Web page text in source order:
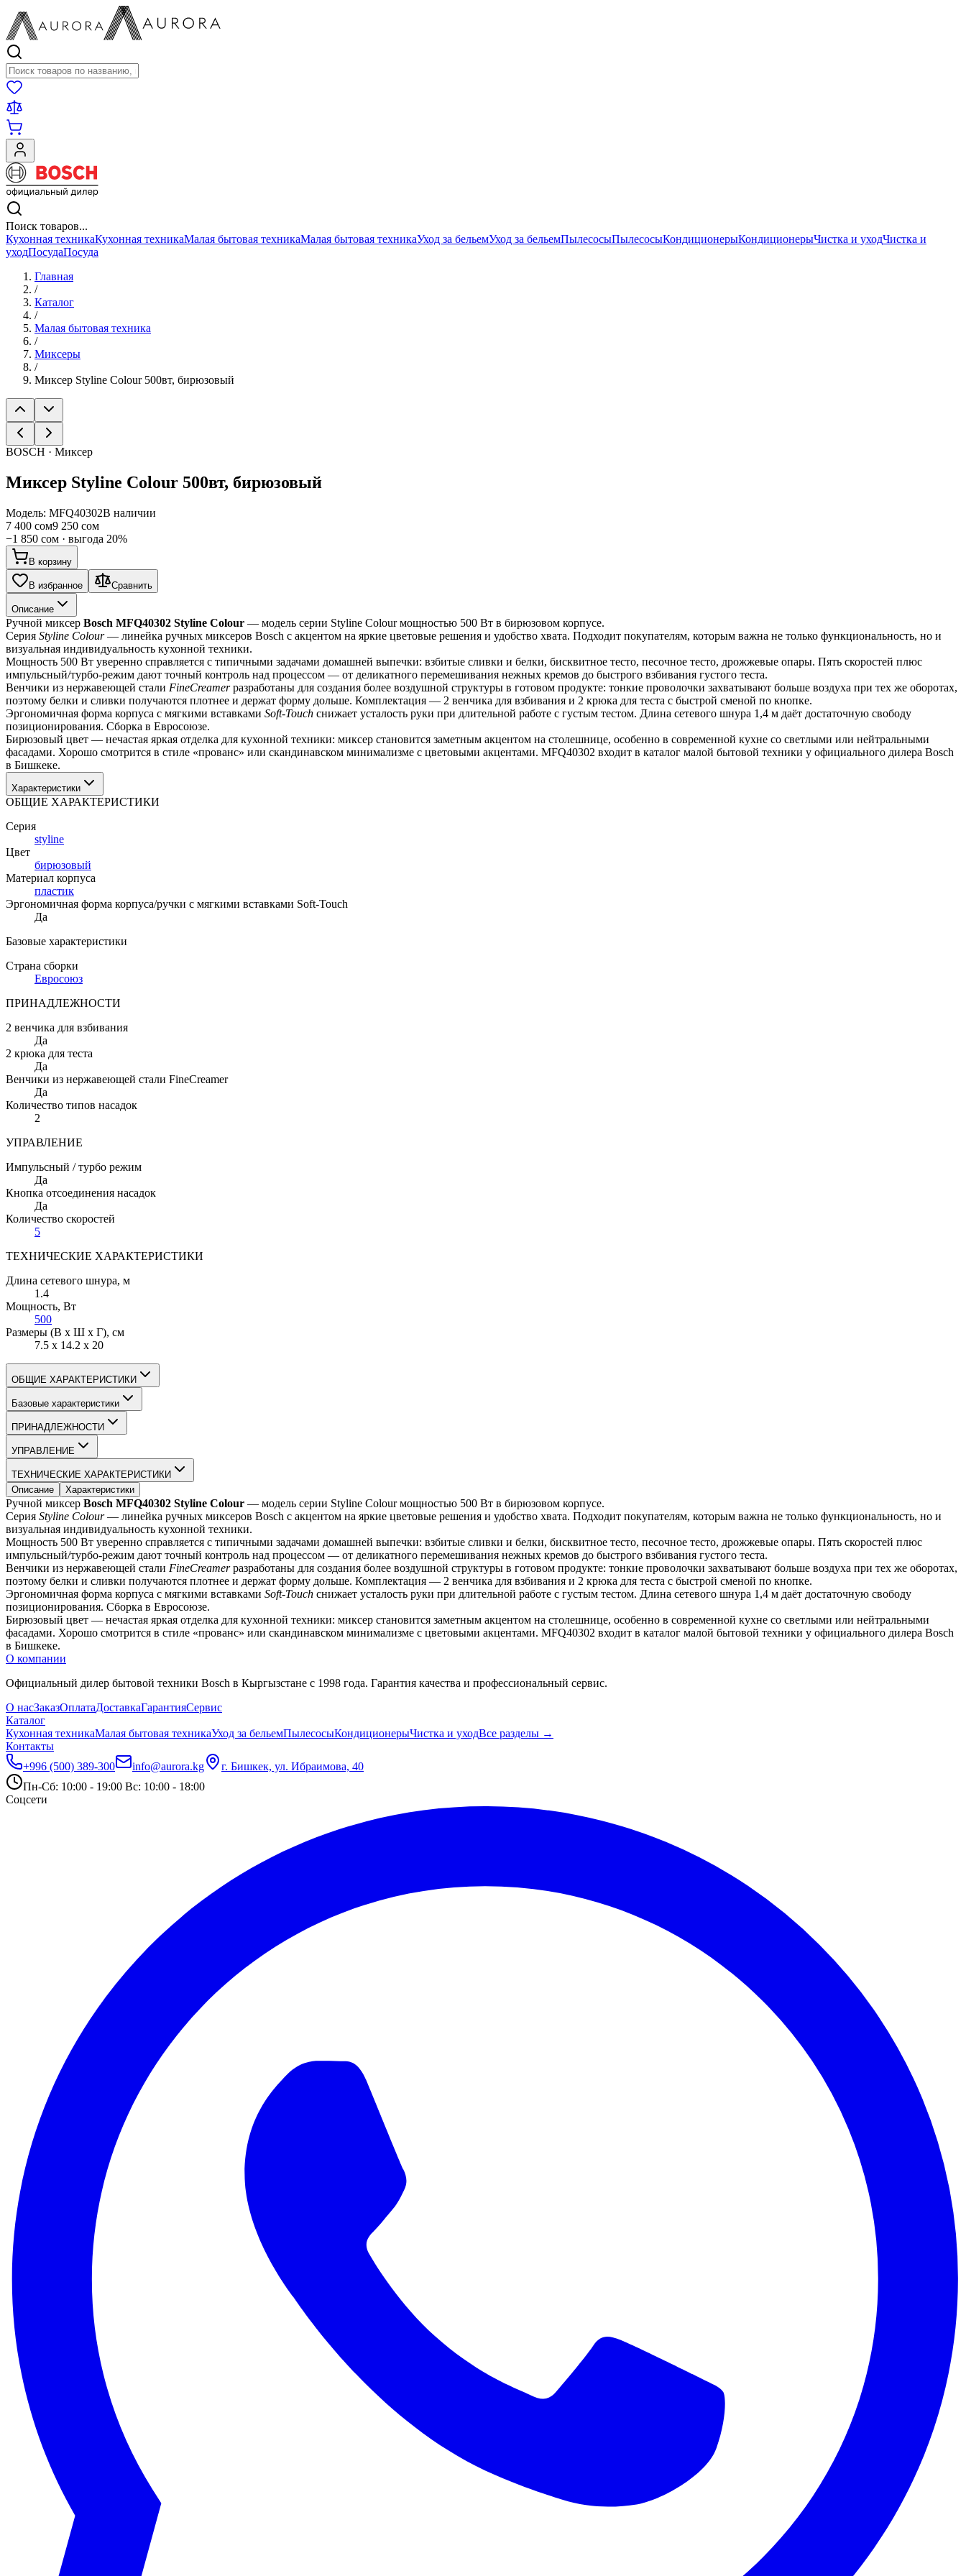
Поиск товаров
Поиск товаров...
Кухонная техникаКухонная техникаМалая бытовая техникаМалая бытовая техникаУход за бельемУход за бельемПылесосыПылесосыКондиционерыКондиционерыЧистка и уходЧистка и
уходПосудаПосуда
Главная
/
Каталог
/
Малая бытовая техника
/
Миксеры
/
Миксер Styline Colour 500вт, бирюзовый
BOSCH · Миксер
Миксер Styline Colour 500вт, бирюзовый
Модель: MFQ40302В наличии
7 400 сом9 250 сом
−1 850 сом · выгода 20%
В корзину
В избранное Сравнить
Описание
Ручной миксер Bosch MFQ40302 Styline Colour — модель серии Styline Colour мощностью 500 Вт в бирюзовом корпусе.
Серия Styline Colour — линейка ручных миксеров Bosch с акцентом на яркие цветовые решения и удобство хвата. Подходит покупателям, которым важна не только функциональность, но и
визуальная индивидуальность кухонной техники.
Мощность 500 Вт уверенно справляется с типичными задачами домашней выпечки: взбитые сливки и белки, бисквитное тесто, песочное тесто, дрожжевые опары. Пять скоростей плюс
импульсный/турбо-режим дают точный контроль над процессом — от деликатного перемешивания нежных кремов до быстрого взбивания густого теста.
Венчики из нержавеющей стали FineCreamer разработаны для создания более воздушной структуры в готовом продукте: тонкие проволочки захватывают больше воздуха при тех же оборотах,
поэтому белки и сливки получаются плотнее и держат форму дольше. Комплектация — 2 венчика для взбивания и 2 крюка для теста с быстрой сменой по кнопке.
Эргономичная форма корпуса с мягкими вставками Soft-Touch снижает усталость руки при длительной работе с густым тестом. Длина сетевого шнура 1,4 м даёт достаточную свободу
позиционирования. Сборка в Евросоюзе.
Бирюзовый цвет — нечастая яркая отделка для кухонной техники: миксер становится заметным акцентом на столешнице, особенно в современной кухне со светлыми или нейтральными
фасадами. Хорошо смотрится в стиле «прованс» или скандинавском минимализме с цветовыми акцентами. MFQ40302 входит в каталог малой бытовой техники у официального дилера Bosch
в Бишкеке.
Характеристики
ОБЩИЕ ХАРАКТЕРИСТИКИ
Серия
styline
Цвет
бирюзовый
Материал корпуса
пластик
Эргономичная форма корпуса/ручки с мягкими вставками Soft-Touch
Да
Базовые характеристики
Страна сборки
Евросоюз
ПРИНАДЛЕЖНОСТИ
2 венчика для взбивания
Да
2 крюка для теста
Да
Венчики из нержавеющей стали FineCreamer
Да
Количество типов насадок
2
УПРАВЛЕНИЕ
Импульсный / турбо режим
Да
Кнопка отсоединения насадок
Да
Количество скоростей
5
ТЕХНИЧЕСКИЕ ХАРАКТЕРИСТИКИ
Длина сетевого шнура, м
1.4
Мощность, Вт
500
Размеры (В х Ш х Г), см
7.5 х 14.2 х 20
ОБЩИЕ ХАРАКТЕРИСТИКИ
Базовые характеристики
ПРИНАДЛЕЖНОСТИ
УПРАВЛЕНИЕ
ТЕХНИЧЕСКИЕ ХАРАКТЕРИСТИКИ
Описание
Характеристики
Ручной миксер Bosch MFQ40302 Styline Colour — модель серии Styline Colour мощностью 500 Вт в бирюзовом корпусе.
Серия Styline Colour — линейка ручных миксеров Bosch с акцентом на яркие цветовые решения и удобство хвата. Подходит покупателям, которым важна не только функциональность, но и
визуальная индивидуальность кухонной техники.
Мощность 500 Вт уверенно справляется с типичными задачами домашней выпечки: взбитые сливки и белки, бисквитное тесто, песочное тесто, дрожжевые опары. Пять скоростей плюс
импульсный/турбо-режим дают точный контроль над процессом — от деликатного перемешивания нежных кремов до быстрого взбивания густого теста.
Венчики из нержавеющей стали FineCreamer разработаны для создания более воздушной структуры в готовом продукте: тонкие проволочки захватывают больше воздуха при тех же оборотах,
поэтому белки и сливки получаются плотнее и держат форму дольше. Комплектация — 2 венчика для взбивания и 2 крюка для теста с быстрой сменой по кнопке.
Эргономичная форма корпуса с мягкими вставками Soft-Touch снижает усталость руки при длительной работе с густым тестом. Длина сетевого шнура 1,4 м даёт достаточную свободу
позиционирования. Сборка в Евросоюзе.
Бирюзовый цвет — нечастая яркая отделка для кухонной техники: миксер становится заметным акцентом на столешнице, особенно в современной кухне со светлыми или нейтральными
фасадами. Хорошо смотрится в стиле «прованс» или скандинавском минимализме с цветовыми акцентами. MFQ40302 входит в каталог малой бытовой техники у официального дилера Bosch
в Бишкеке.
О компании
Официальный дилер бытовой техники Bosch в Кыргызстане с 1998 года. Гарантия качества и профессиональный сервис.
О насЗаказОплатаДоставкаГарантияСервис
Каталог
Кухонная техникаМалая бытовая техникаУход за бельемПылесосыКондиционерыЧистка и уходВсе разделы →
Контакты
+996 (500) 389-300
info@aurora.kg
г. Бишкек, ул. Ибраимова, 40
Пн-Сб: 10:00 - 19:00 Вс: 10:00 - 18:00
Соцсети